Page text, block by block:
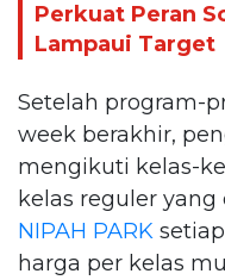
Perkuat Peran
Lampaui Target
Setelah program-
week berakhir,
mengikuti kelas-
kelas reguler
NIPAH PARK
harga per kelas